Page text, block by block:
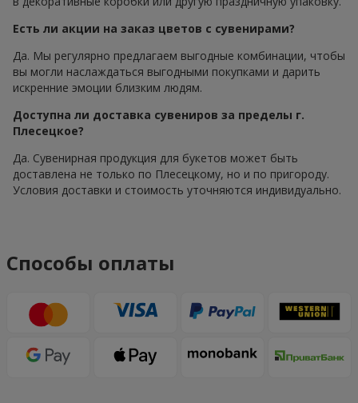
Есть ли акции на заказ цветов с сувенирами?
Да. Мы регулярно предлагаем выгодные комбинации, чтобы
вы могли наслаждаться выгодными покупками и дарить
искренние эмоции близким людям.
Доступна ли доставка сувениров за пределы г.
Плесецкое?
Да. Сувенирная продукция для букетов может быть
доставлена не только по Плесецкому, но и по пригороду.
Условия доставки и стоимость уточняются индивидуально.
Способы оплаты